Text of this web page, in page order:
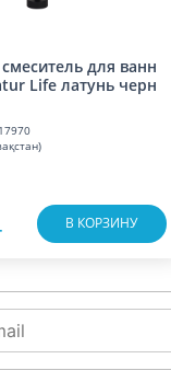
для ванн
Life латунь черн
В КОРЗИНУ